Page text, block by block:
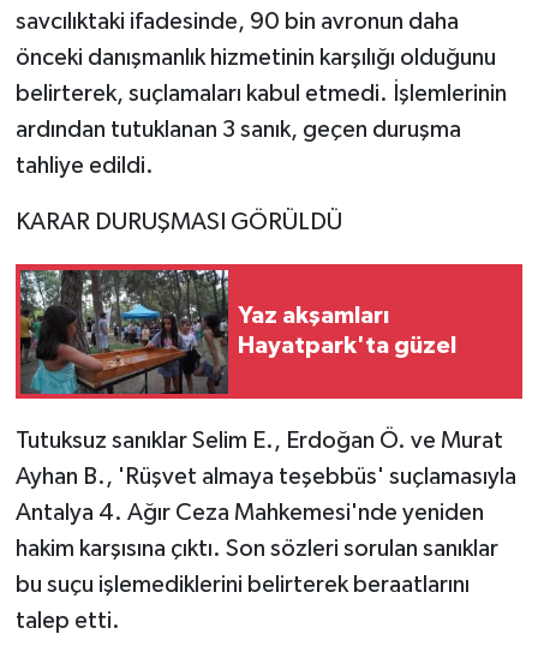
savcılıktaki ifadesinde, 90 bin avronun daha
önceki danışmanlık hizmetinin karşılığı olduğunu
belirterek, suçlamaları kabul etmedi. İşlemlerinin
ardından tutuklanan 3 sanık, geçen duruşma
tahliye edildi.
KARAR DURUŞMASI GÖRÜLDÜ
Yaz akşamları
Hayatpark'ta güzel
Tutuksuz sanıklar Selim E., Erdoğan Ö. ve Murat
Ayhan B., 'Rüşvet almaya teşebbüs' suçlamasıyla
Antalya 4. Ağır Ceza Mahkemesi'nde yeniden
hakim karşısına çıktı. Son sözleri sorulan sanıklar
bu suçu işlemediklerini belirterek beraatlarını
talep etti.